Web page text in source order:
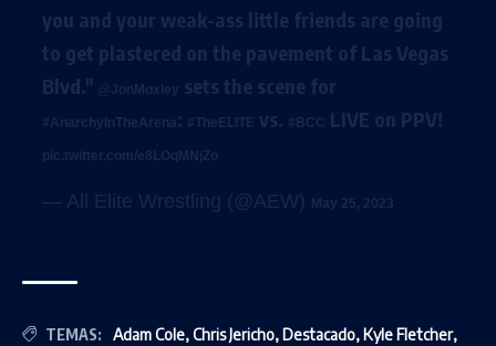
you and your weak-ass little friends are going
to get plastered on the pavement of Las Vegas
Blvd."
@JonMoxley sets the scene for
#AnarchyInTheArena: #TheELITE vs. #BCC LIVE on PPV!
pic.twitter.com/e8LOqMNjZo
— All Elite Wrestling (@AEW) May 25, 2023
TEMAS: Adam Cole,Chris Jericho,Destacado, Kyle Fletcher,